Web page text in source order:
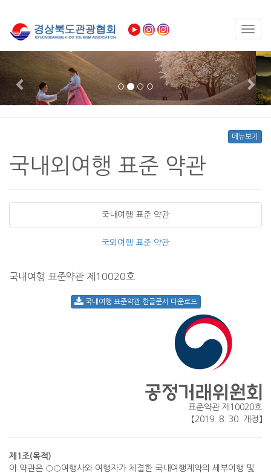
Previous
메뉴보기
국내외여행 표준 약관
국내여행 표준 약관
국외여행 표준 약관
국내여행 표준약관 제10020호
국내여행 표준약관 한글문서 다운로드
표준약관 제10020호
【2019. 8. 30. 개정】
제1조(목적)
이 약관은 ○○여행사와 여행자가 체결한 국내여행계약의 세부이행 및